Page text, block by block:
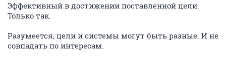
Эффективный в достижении поставленной цели.
Только так.
Разумеется, цели и системы могут быть разные. И не
совпадать по интересам.